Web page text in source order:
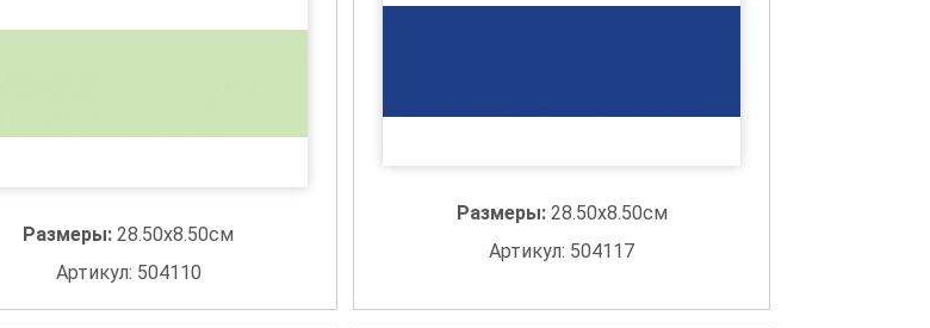
Размеры:28.50x8.50см
Артикул: 504110
Размеры: 28.50x8.50см
Артикул: 504117